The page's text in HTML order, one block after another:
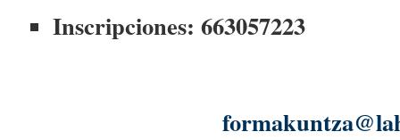
Inscripciones: 663057223